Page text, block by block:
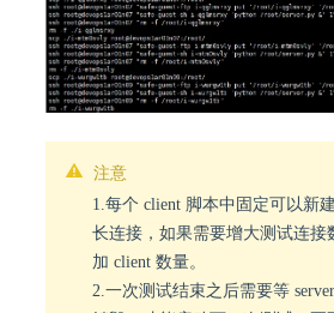
注意
1.每个 client 脚本中固定可以新
长连接，如果需要增大测试连接
加 client 数量。
2.一次测试结束之后需要等